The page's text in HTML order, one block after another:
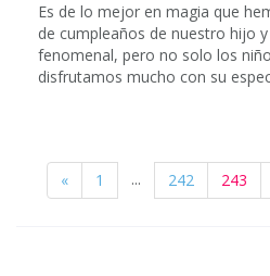
Es de lo mejor en magia que
de cumpleaños de nuestro hijo
fenomenal, pero no solo los
disfrutamos mucho con su
« 1 ... 242 243